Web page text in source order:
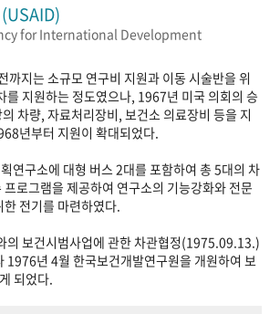
for International Development
까지는 소규모 연구비 지원과 이동 시술반을 위
를 지원하는 정도였으나, 1967년 미국 의회의 승
차량, 자료처리장비, 보건소 의료장비 등을 지
년부터 지원이 확대되었다.
연구소에 대형 버스 2대를 포함하여 총 5대의 차
로그램을 제공하여 연구소의 기능강화와 전문
전기를 마련하였다.
의 보건시범사업에 관한 차관협정(1975.09.13.)
1976년 4월 한국보건개발연구원을 개원하여 보
되었다.